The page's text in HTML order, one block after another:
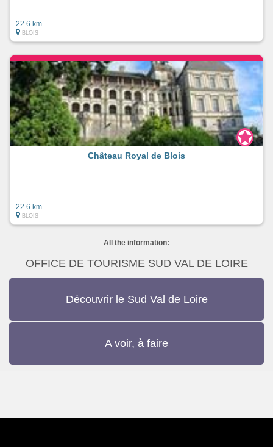
22.6 km
BLOIS
Château Royal de Blois
22.6 km
BLOIS
All the information:
OFFICE DE TOURISME SUD VAL DE LOIRE
Découvrir le Sud Val de Loire
A voir, à faire